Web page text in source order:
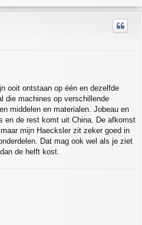
o
p
ooit ontstaan op één en dezelfde
die machines op verschillende
middelen en materialen. Jobeau en
en de rest komt uit China. De afkomst
mijn Haecksler zit zeker goed in
Dat mag ook wel als je ziet
de helft kost.